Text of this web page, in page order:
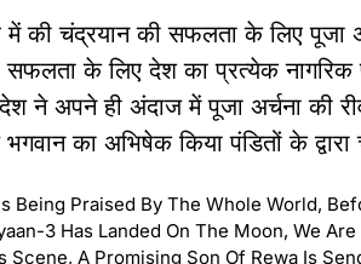
में की चंद्रयान की सफलता के लिए पूजा
के लिए देश का प्रत्येक
ने अपने ही अंदाज में पूजा अर्चना की
का अभिषेक किया पंडितों के
Being Praised By The Whole World,
3Has Landed On The Moon, We
A Promising Son Of Rewa Is